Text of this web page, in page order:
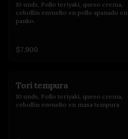
10 unds, Pollo teriyaki, queso crema,
cebollín envuelto en pollo apanado en
panko.
$7.900
Tori tempura
10 unds, Pollo teriyaki, queso crema,
cebollin envuelto en masa tempura